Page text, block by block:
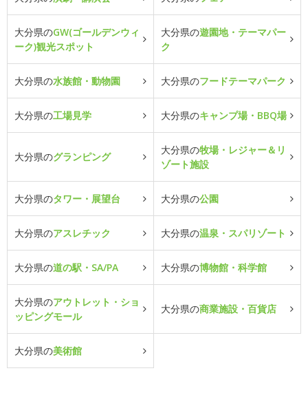
大分県のGW(ゴールデンウィ
ーク)観光スポット
大分県の遊園地・テーマパー
ク
大分県の水族館・動物園 大分県のフードテーマパーク
大分県の工場見学 大分県のキャンプ場・BBQ場
大分県のグランピング
大分県の牧場・レジャー＆リ
ゾート施設
大分県のタワー・展望台 大分県の公園
大分県のアスレチック 大分県の温泉・スパリゾート
大分県の道の駅・SA/PA 大分県の博物館・科学館
大分県のアウトレット・ショ
ッピングモール
大分県の商業施設・百貨店
大分県の美術館